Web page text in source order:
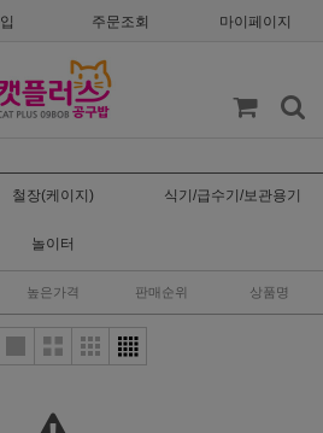
주문조회 마이페이지
철장(케이지) 식기/급수기/보관용기
놀이터
높은가격 판매순위 상품명